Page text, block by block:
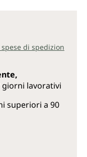
spese di spedizion
lavorativi
superiori a 90